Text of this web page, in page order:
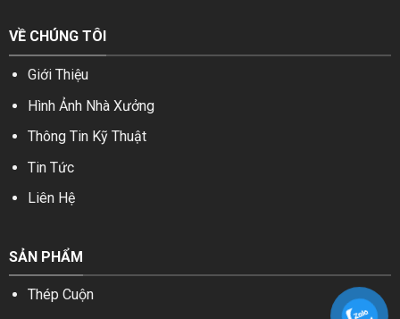
VỀ CHÚNG TÔI
Giới Thiệu
Hình Ảnh Nhà Xưởng
Thông Tin Kỹ Thuật
Tin Tức
Liên Hệ
SẢN PHẨM
Thép Cuộn